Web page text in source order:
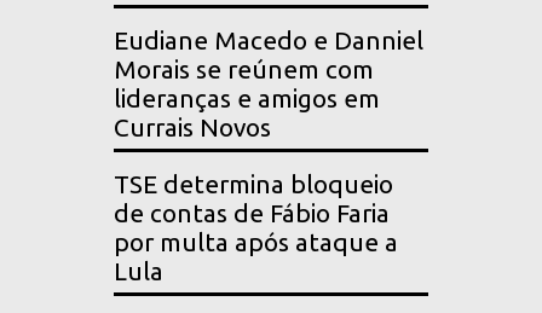
Eudiane Macedo e Danniel
Morais se reúnem com
lideranças e amigos em
Currais Novos
TSE determina bloqueio
de contas de Fábio Faria
por multa após ataque a
Lula